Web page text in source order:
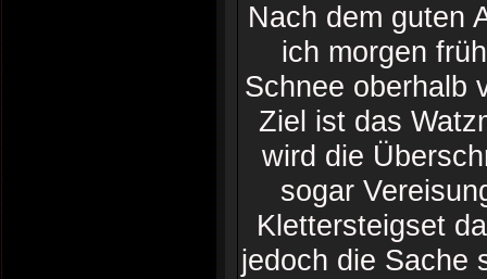
Nach dem guten
ich morgen
Schnee oberhalb
Ziel ist das
wird die
sogar
Klettersteigset
jedoch die Sache